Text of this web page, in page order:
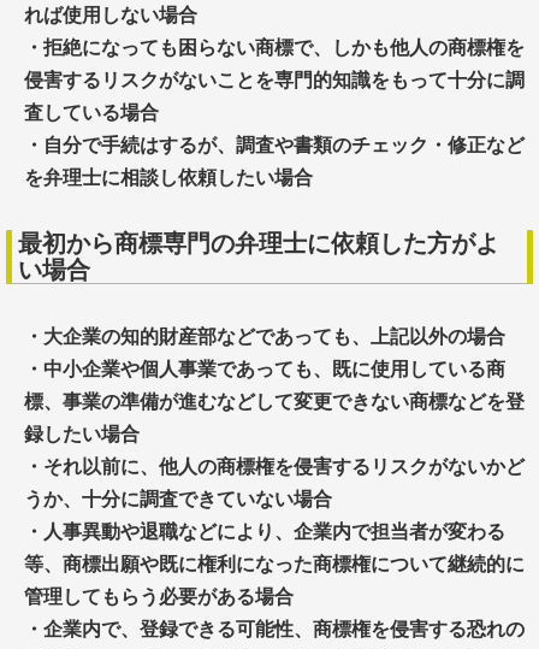
れば使用しない場合
・拒絶になっても困らない商標で、しかも他人の商標権を
侵害するリスクがないことを専門的知識をもって十分に調
査している場合
・自分で手続はするが、調査や書類のチェック・修正など
を弁理士に相談し依頼したい場合
最初から商標専門の弁理士に依頼した方がよ
い場合
・大企業の知的財産部などであっても、上記以外の場合
・中小企業や個人事業であっても、既に使用している商
標、事業の準備が進むなどして変更できない商標などを登
録したい場合
・それ以前に、他人の商標権を侵害するリスクがないかど
うか、十分に調査できていない場合
・人事異動や退職などにより、企業内で担当者が変わる
等、商標出願や既に権利になった商標権について継続的に
管理してもらう必要がある場合
・企業内で、登録できる可能性、商標権を侵害する恐れの